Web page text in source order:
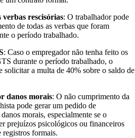
verbas rescisórias: O trabalhador pode
de todas as verbas que foram
o período trabalhado.
: Caso o empregador não tenha feito os
durante o período trabalhado, o
solicitar a multa de 40% sobre o saldo de
danos morais: O não cumprimento da
pode gerar um pedido de
morais, especialmente se o
prejuízos psicológicos ou financeiros
registros formais.